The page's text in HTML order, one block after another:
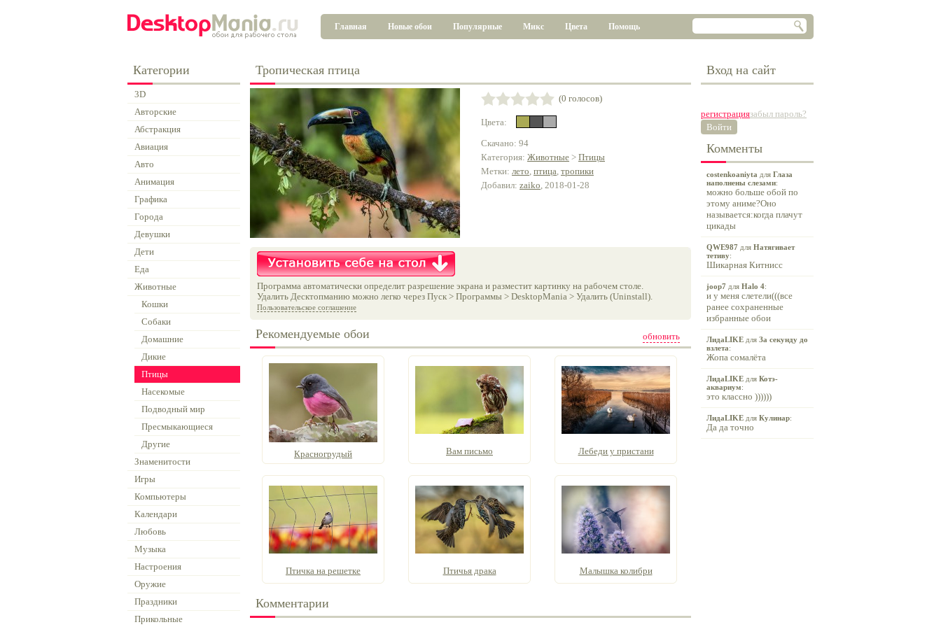
Главная Новые обои Популярные Микс Цвета Помощь
Категории
3D
Авторские
Абстракция
Авиация
Авто
Анимация
Графика
Города
Девушки
Дети
Еда
Животные
Кошки
Собаки
Домашние
Дикие
Птицы
Насекомые
Подводный мир
Пресмыкающиеся
Другие
Знаменитости
Игры
Компьютеры
Календари
Любовь
Музыка
Настроения
Оружие
Праздники
Прикольные
Тропическая птица
(0 голосов)
Цвета:
Скачано: 94
Категория: Животные > Птицы
Метки: лето, птица, тропики
Добавил: zaiko, 2018-01-28
Программа автоматически определит разрешение экрана и разместит картинку на рабочем столе.
Удалить Десктопманию можно легко через Пуск > Программы > DesktopMania > Удалить (Uninstall).
Пользовательское соглашение
обновить
Рекомендуемые обои
Красногрудый Вам письмо Лебеди у пристани
Птичка на решетке Птичья драка Малышка колибри
Комментарии
Вход на сайт
регистрациязабыл пароль?
Войти
Комменты
costenkoaniyta для Глаза
наполнены слезами:
можно больше обой по
этому аниме?Оно
называется:когда плачут
цикады
QWE987 для Натягивает
тетиву:
Шикарная Китнисс
joop7 для Halo 4:
и у меня слетели(((все
ранее сохраненные
избранные обои
ЛидаLIKE для За секунду до
взлета:
Жопа сомалёта
ЛидаLIKE для Котэ-
аквариум:
это классно ))))))
ЛидаLIKE для Кулинар:
Да да точно